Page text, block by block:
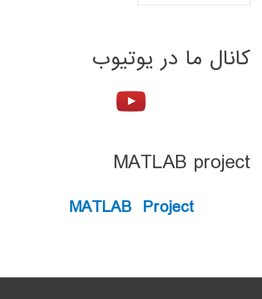
کانال ما در یوتیوب
MATLAB project
MATLAB Project